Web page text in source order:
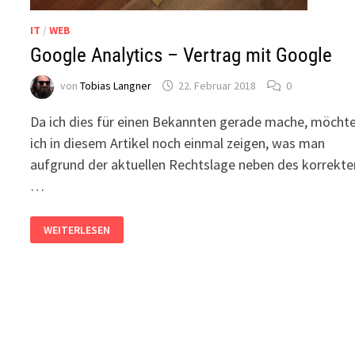
IT /WEB
Google Analytics – Vertrag mit Google
vonTobias Langner 22. Februar 2018 0
Da ich dies für einen Bekannten gerade mache,
ich in diesem Artikel noch einmal zeigen, was man
aufgrund der aktuellen Rechtslage neben des
…
ANALYTICS
–
WEITERLESEN